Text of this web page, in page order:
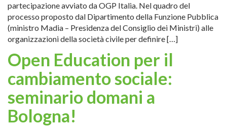
partecipazione avviato da OGP Italia. Nel quadro del
processo proposto dal Dipartimento della Funzione Pubblica
(ministro Madia – Presidenza del Consiglio dei Ministri) alle
organizzazioni della società civile per definire […]
Open Education per il
cambiamento sociale:
seminario domani a
Bologna!